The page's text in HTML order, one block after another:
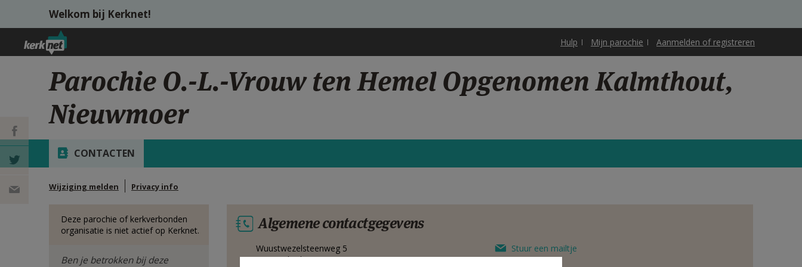
Overslaan en naar de inhoud gaan
Welkom bij Kerknet!
Hulp Mijn parochie Aanmelden of registreren
Parochie O.-L.-Vrouw ten Hemel Opgenomen Kalmthout,
Nieuwmoer
CONTACTEN
Wijziging melden Privacy info
DEEL OP
FACEBOOK
DEEL OP
Deze parochie of kerkverbonden
organisatie is niet actief op Kerknet.
Ben je betrokken bij deze
Algemene contactgegevens
Wuustwezelsteenweg 5
2920 Kalmthout
Stuur een mailtje